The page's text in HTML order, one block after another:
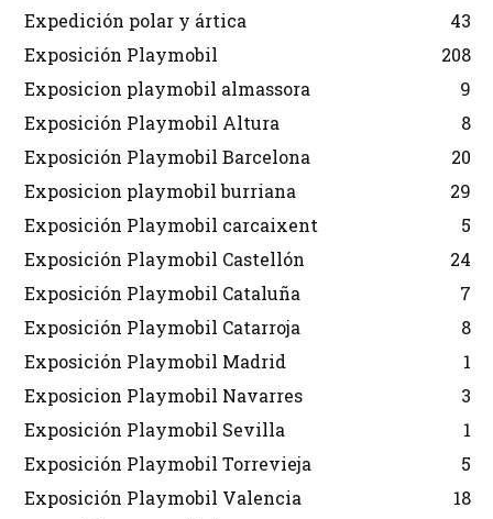
Expedición polar y ártica
43
Exposición Playmobil
208
Exposicion playmobil almassora
9
Exposición Playmobil Altura
8
Exposición Playmobil Barcelona
20
Exposicion playmobil burriana
29
Exposición Playmobil carcaixent
5
Exposición Playmobil Castellón
24
Exposición Playmobil Cataluña
7
Exposición Playmobil Catarroja
8
Exposición Playmobil Madrid
1
Exposicion Playmobil Navarres
3
Exposición Playmobil Sevilla
1
Exposición Playmobil Torrevieja
5
Exposición Playmobil Valencia
18